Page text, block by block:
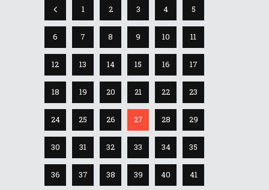
1 2 3 4 5
6 7 8 9 10 11
12 13 14 15 16 17
18 19 20 21 22 23
24 25 26 27 28 29
30 31 32 33 34 35
36 37 38 39 40 41